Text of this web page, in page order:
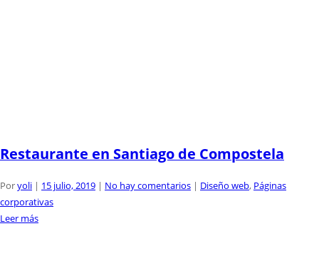
Restaurante en Santiago de Compostela
Poryoli | 15 julio, 2019 | No hay comentarios | Diseño web, Páginas
corporativas
Leer más